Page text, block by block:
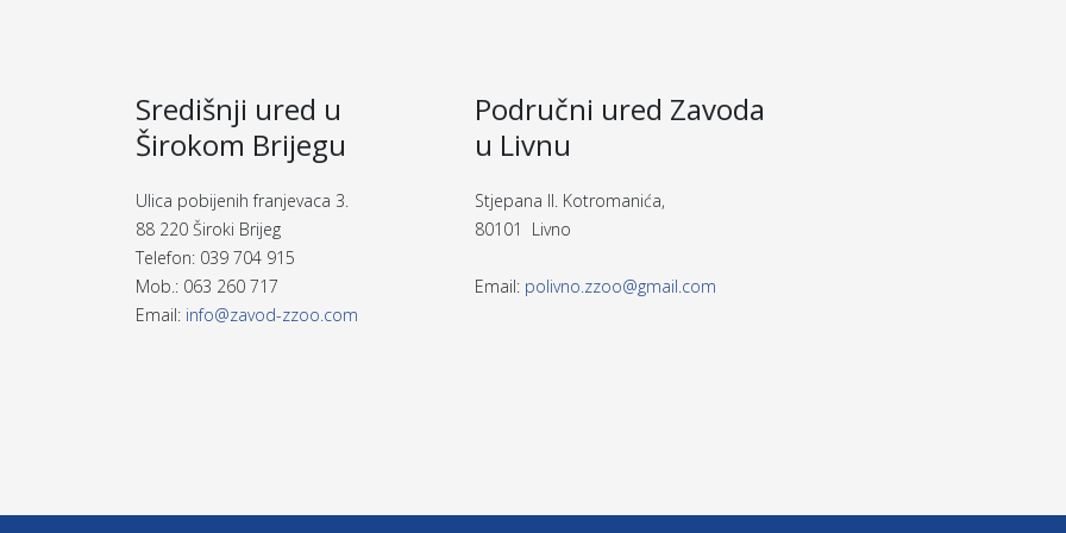
Središnji ured u
Širokom Brijegu
Ulica pobijenih franjevaca 3.
88 220 Široki Brijeg
Telefon: 039 704 915
Mob.: 063 260 717
Email: info@zavod-zzoo.com
Područni ured Zavoda
u Livnu
Stjepana II. Kotromanića,
80101 Livno
Email: polivno.zzoo@gmail.com